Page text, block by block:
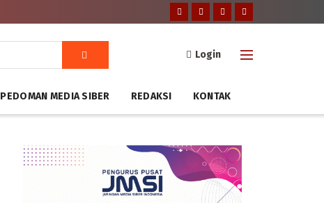
Login
PEDOMAN MEDIA SIBER REDAKSI KONTAK